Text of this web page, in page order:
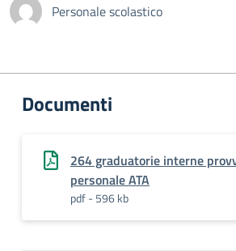
Personale scolastico
Documenti
264 graduatorie interne
personale ATA
pdf - 596 kb